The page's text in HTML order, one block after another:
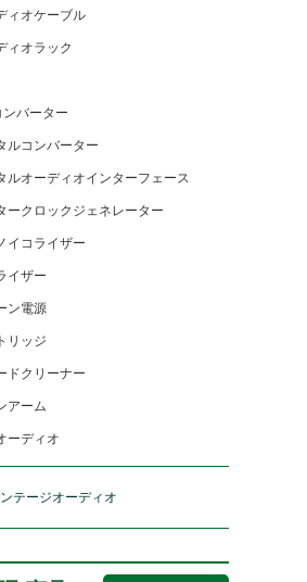
ィオケーブル
ィオラック
ンバーター
ルコンバーター
ルオーディオインターフェース
ークロックジェネレーター
イコライザー
イザー
ン電源
リッジ
ドクリーナー
アーム
ーディオ
テージオーディオ